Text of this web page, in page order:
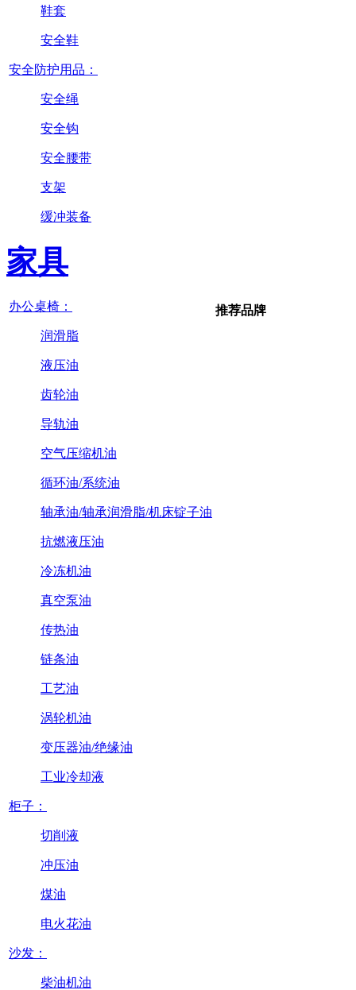
鞋套
安全鞋
安全防护用品：
安全绳
安全钩
安全腰带
支架
缓冲装备
家具
办公桌椅：
润滑脂
液压油
齿轮油
导轨油
空气压缩机油
循环油/系统油
轴承油/轴承润滑脂/机床锭子油
抗燃液压油
冷冻机油
真空泵油
传热油
链条油
工艺油
涡轮机油
变压器油/绝缘油
工业冷却液
柜子：
切削液
冲压油
煤油
电火花油
沙发：
柴油机油
推荐品牌